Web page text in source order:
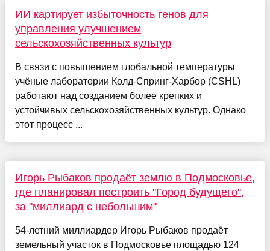
ИИ картирует избыточность генов для
управления улучшением
сельскохозяйственных культур
В связи с повышением глобальной температуры
учёные лаборатории Колд-Спринг-Харбор (CSHL)
работают над созданием более крепких и
устойчивых сельскохозяйственных культур. Однако
этот процесс ...
Игорь Рыбаков продаёт землю в Подмосковье,
где планировал построить "Город будущего",
за "миллиард с небольшим"
54-летний миллиардер Игорь Рыбаков продаёт
земельный участок в Подмосковье площадью 124